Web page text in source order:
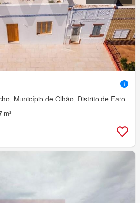
Município de Olhão, Distrito de Faro
m²